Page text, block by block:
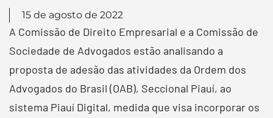
15 de agosto de 2022
A Comissão de Direito Empresarial e a Comissão de
Sociedade de Advogados estão analisando a
proposta de adesão das atividades da Ordem dos
Advogados do Brasil (OAB), Seccional Piauí, ao
sistema Piauí Digital, medida que visa incorporar os